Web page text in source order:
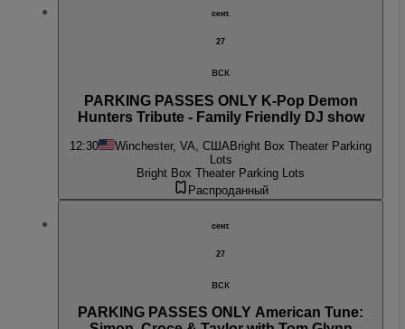
сент.
27
вск
PARKING PASSES ONLY K-Pop Demon
Hunters Tribute - Family Friendly DJ show
12:30 Winchester, VA, СШАBright Box Theater Parking
Lots
Bright Box Theater Parking Lots
Распроданный
сент.
27
вск
PARKING PASSES ONLY American Tune: